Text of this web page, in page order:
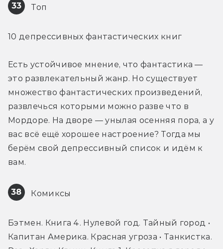
33 Топ
10 депрессивных фантастических книг
Есть устойчивое мнение, что фантастика —
это развлекательный жанр. Но существует
множество фантастических произведений,
развлечься которыми можно разве что в
Мордоре. На дворе — унылая осенняя пора, а у
вас всё ещё хорошее настроение? Тогда мы
берём свой депрессивный список и идём к
вам.
38 Комиксы
Бэтмен. Книга 4. Нулевой год. Тайный город •
Капитан Америка. Красная угроза • Танкистка.